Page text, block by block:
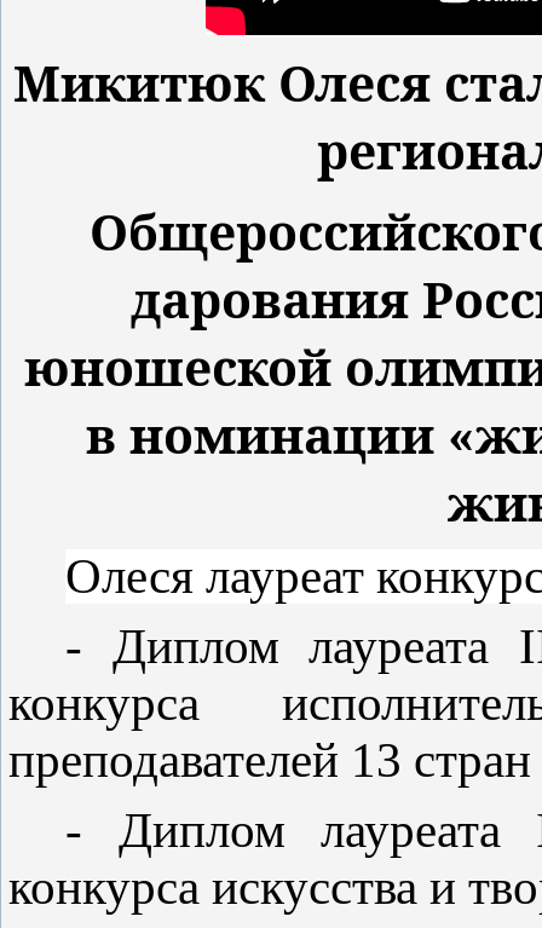
Микитюк Олеся
дарования
юношеской
в номинации
Олеся лауреат
- Диплом лауреата
конкурса
преподавателей 13
- Диплом лауреата
конкурса искусства и